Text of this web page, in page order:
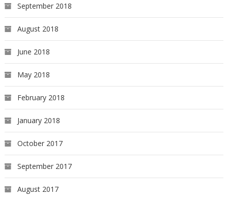
September 2018
August 2018
June 2018
May 2018
February 2018
January 2018
October 2017
September 2017
August 2017